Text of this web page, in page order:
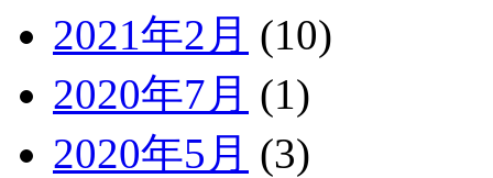
2021年2月 (10)
2020年7月 (1)
2020年5月 (3)